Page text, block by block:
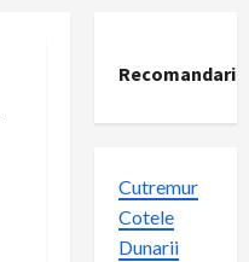
Recomandari
Cutremur
Cotele
Dunarii